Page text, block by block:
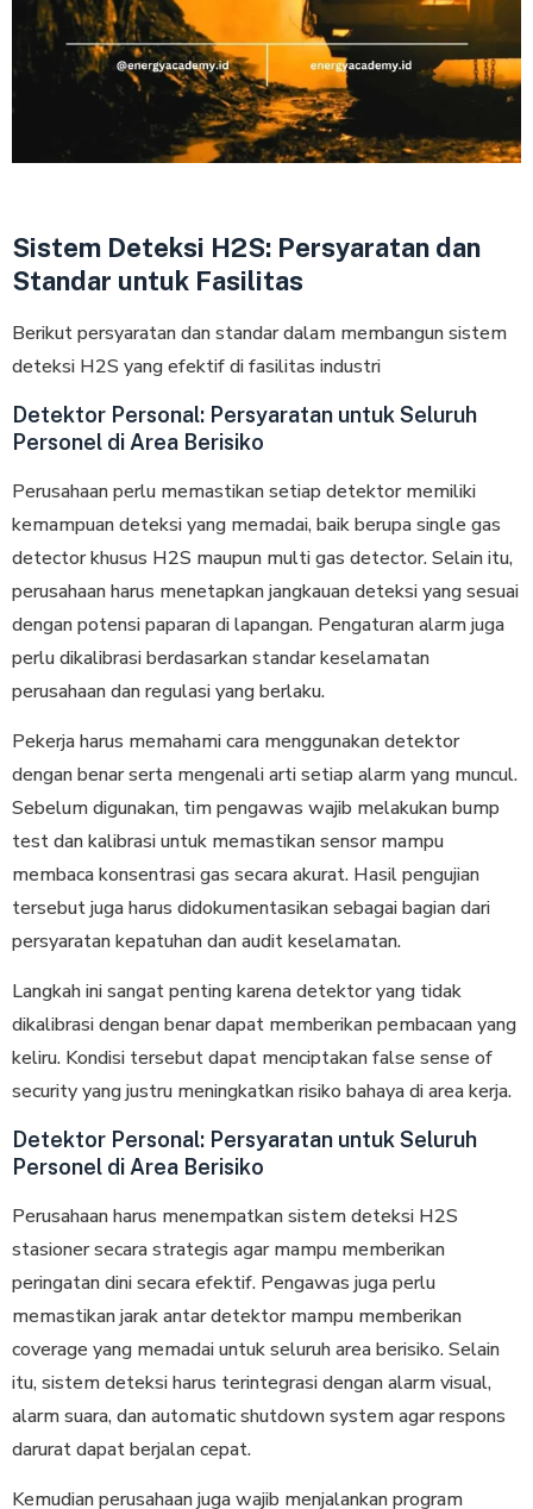
Sistem Deteksi H2S: Persyaratan dan
Standar untuk Fasilitas
Berikut persyaratan dan standar dalam membangun sistem
deteksi H2S yang efektif di fasilitas industri
Detektor Personal: Persyaratan untuk Seluruh
Personel di Area Berisiko
Perusahaan perlu memastikan setiap detektor memiliki
kemampuan deteksi yang memadai, baik berupa single gas
detector khusus H2S maupun multi gas detector. Selain itu,
perusahaan harus menetapkan jangkauan deteksi yang sesuai
dengan potensi paparan di lapangan. Pengaturan alarm juga
perlu dikalibrasi berdasarkan standar keselamatan
perusahaan dan regulasi yang berlaku.
Pekerja harus memahami cara menggunakan detektor
dengan benar serta mengenali arti setiap alarm yang muncul.
Sebelum digunakan, tim pengawas wajib melakukan bump
test dan kalibrasi untuk memastikan sensor mampu
membaca konsentrasi gas secara akurat. Hasil pengujian
tersebut juga harus didokumentasikan sebagai bagian dari
persyaratan kepatuhan dan audit keselamatan.
Langkah ini sangat penting karena detektor yang tidak
dikalibrasi dengan benar dapat memberikan pembacaan yang
keliru. Kondisi tersebut dapat menciptakan false sense of
security yang justru meningkatkan risiko bahaya di area kerja.
Detektor Personal: Persyaratan untuk Seluruh
Personel di Area Berisiko
Perusahaan harus menempatkan sistem deteksi H2S
stasioner secara strategis agar mampu memberikan
peringatan dini secara efektif. Pengawas juga perlu
memastikan jarak antar detektor mampu memberikan
coverage yang memadai untuk seluruh area berisiko. Selain
itu, sistem deteksi harus terintegrasi dengan alarm visual,
alarm suara, dan automatic shutdown system agar respons
darurat dapat berjalan cepat.
Kemudian perusahaan juga wajib menjalankan program